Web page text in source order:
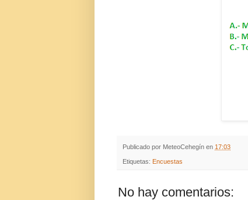
Publicado por MeteoCehegín en 17:03
Etiquetas: Encuestas
No hay comentarios: